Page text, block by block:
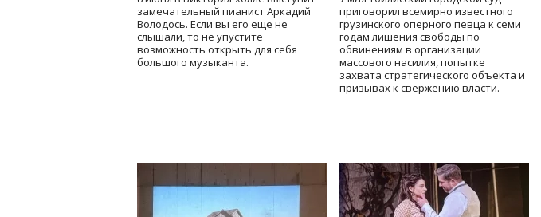
замечательный пианист Аркадий
Володось. Если вы его еще не
слышали, то не упустите
возможность открыть для себя
большого музыканта.
приговорил всемирно известного
грузинского оперного певца к семи
годам лишения свободы по
обвинениям в организации
массового насилия, попытке
захвата стратегического объекта и
призывах к свержению власти.